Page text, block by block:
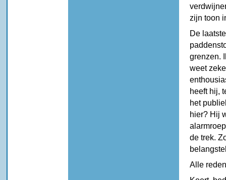
zijn toon
De
grenzen.
weet
heeft hij,
het
hier? Hij
de trek.
Alle